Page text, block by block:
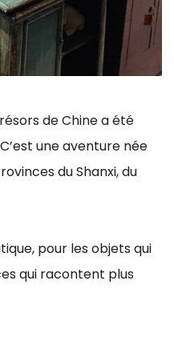
de Chine a été
une aventure née
du Shanxi, du
pour les objets qui
qui racontent plus